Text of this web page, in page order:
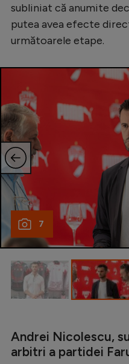
Starurile
Clasamente
Tenis
Handbal
Natație
Formula 1
Gimnastică
Rugby
Ciclism
JO 2024
subliniat că anumite
putea avea efecte
următoarele etape.
7
Andrei Nicolescu,
arbitri a partidei